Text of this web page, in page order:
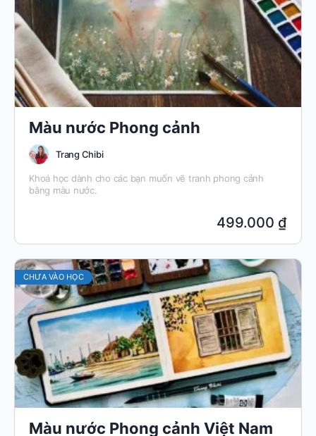
Màu nước Phong cảnh
Trang Chibi
Khoá học dành cho các bạn muốn vẽ tranh phong cảnh
bằng màu nước.
499.000 ₫
CHƯA VÀO HỌC
Màu nước Phong cảnh Việt Nam